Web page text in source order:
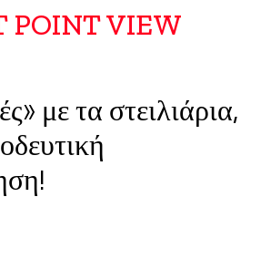
POINT VIEW
με τα στειλιάρια,